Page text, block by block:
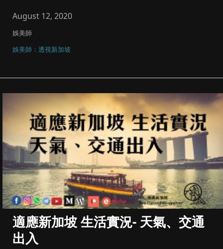
August 12, 2020
娛美師
娛美師：透視新加坡
適應新加坡 生活實況- 天氣、交通
出入